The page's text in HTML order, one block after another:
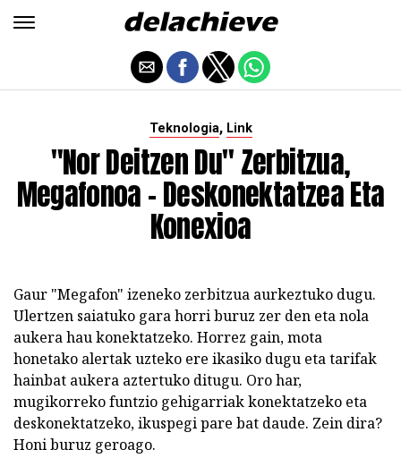
Teknologia, Link
"Nor Deitzen Du" Zerbitzua,
Megafonoa - Deskonektatzea Eta
Konexioa
Gaur "Megafon" izeneko zerbitzua aurkeztuko dugu.
Ulertzen saiatuko gara horri buruz zer den eta nola
aukera hau konektatzeko. Horrez gain, mota
honetako alertak uzteko ere ikasiko dugu eta tarifak
hainbat aukera aztertuko ditugu. Oro har,
mugikorreko funtzio gehigarriak konektatzeko eta
deskonektatzeko, ikuspegi pare bat daude. Zein dira?
Honi buruz geroago.